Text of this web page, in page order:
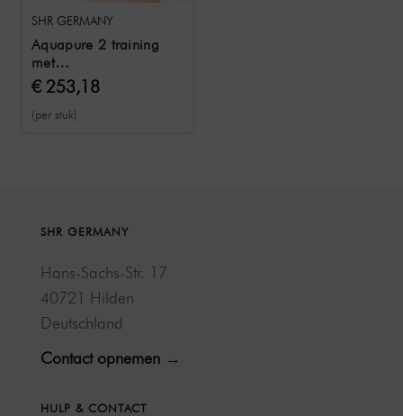
SHR GERMANY
Aquapure 2 training
met
trainingsdocumenten &
certificaat
€ 253,18
(per stuk)
SHR GERMANY
Hans-Sachs-Str. 17
40721 Hilden
Deutschland
Contact opnemen →
HULP & CONTACT